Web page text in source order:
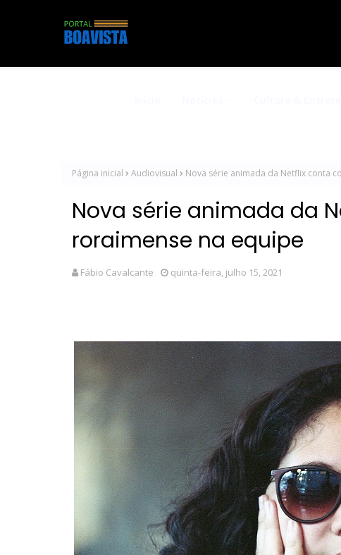
Página inicial Audiovisual Nova série animada da Netflix conta
Nova série animada da
roraimense na equipe
Fábio Cavalcante quinta-feira, julho 15, 2021